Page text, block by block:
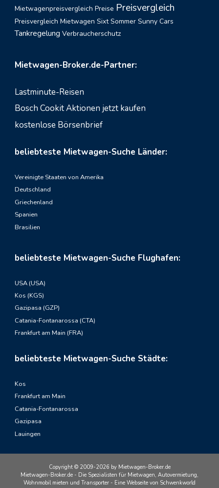
Mietwagenpreisvergleich Preise Preisvergleich
Preisvergleich Mietwagen Sixt Sommer Sunny Cars
Tankregelung Verbraucherschutz
Mietwagen-Broker.de-Partner:
Lastminute-Reisen
Bosch Cookit Aktionen jetzt kaufen
kostenlose Börsenbrief
beliebteste Mietwagen-Suche Länder:
Vereinigte Staaten von Amerika
Deutschland
Griechenland
Spanien
Brasilien
beliebteste Mietwagen-Suche Flughafen:
USA (USA)
Kos (KGS)
Gazipasa (GZP)
Catania-Fontanarossa (CTA)
Frankfurt am Main (FRA)
beliebteste Mietwagen-Suche Städte:
Kos
Frankfurt am Main
Catania-Fontanarossa
Gazipasa
Lauingen
Copyright © 2009-2026 by Mietwagen-Broker.de
Mietwagen-Broker.de - Die Spezialisten für Mietwagen, Autovermietung,
Wohnmobil mieten und Transporter - Eine Webseite von Schwenkworld